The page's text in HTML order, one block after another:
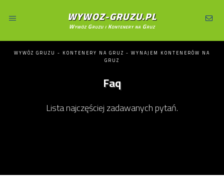
WYWOZ-GRUZU.PL
Wywóz Gruzu i Kontenery na Gruz
WYWÓZ GRUZU - KONTENERY NA GRUZ - WYNAJEM KONTENERÓW NA
GRUZ
Faq
Lista najczęściej zadawanych pytań.